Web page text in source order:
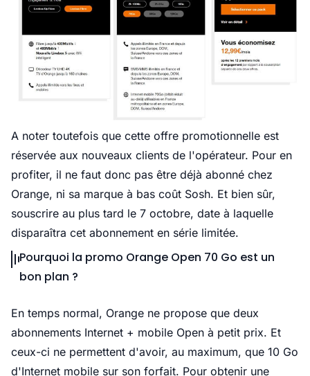
A noter toutefois que cette offre promotionnelle est
réservée aux nouveaux clients de l'opérateur. Pour en
profiter, il ne faut donc pas être déjà abonné chez
Orange, ni sa marque à bas coût Sosh. Et bien sûr,
souscrire au plus tard le 7 octobre, date à laquelle
disparaîtra cet abonnement en série limitée.
Pourquoi la promo Orange Open 70 Go est un
bon plan ?
En temps normal, Orange ne propose que deux
abonnements Internet + mobile Open à petit prix. Et
ceux-ci ne permettent d'avoir, au maximum, que 10 Go
d'Internet mobile sur son forfait. Pour obtenir une